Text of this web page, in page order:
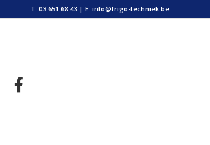
T: 03 651 68 43 | E: info@frigo-techniek.be